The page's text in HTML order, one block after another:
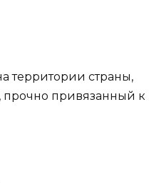
территории страны,
прочно привязанный к